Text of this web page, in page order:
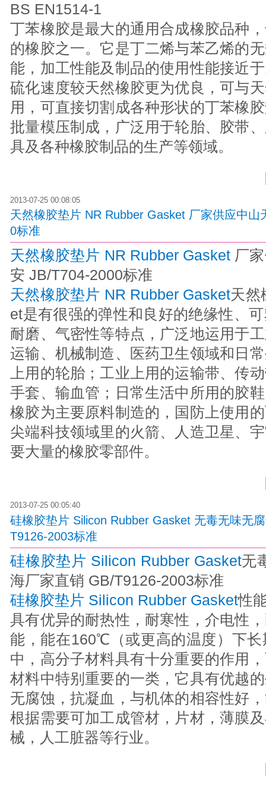
BS EN1514-1
丁苯橡胶是最大的通用合成橡胶品种
的橡胶之一。它是丁二烯与苯乙烯的
能，加工性能及制品的使用性能接近
硫化速度较天然橡胶更为优良，可与
用，可直接切割成各种形状的丁苯橡
批量模压制成，广泛用于轮胎、胶带
具及各种橡胶制品的生产等领域。
2013-07-25 00:08:05
天然橡胶垫片 NR Rubber Gasket 厂家供应中
0标准
天然橡胶垫片 NR Rubber Gasket 厂
安 JB/T704-2000标准
天然橡胶垫片 NR Rubber Gasket天然
et是有很强的弹性和良好的绝缘性、
耐磨、气密性等特点，广泛地运用于
运输、机械制造、医药卫生领域和日
上用的轮胎；工业上用的运输带、传
手套、输血管；日常生活中所用的胶
橡胶为主要原料制造的，国防上使用
尖端科技领域里的火箭、人造卫星、
要大量的橡胶零部件。
2013-07-25 00:05:40
硅橡胶垫片 Silicon Rubber Gasket 无毒无味无
T9126-2003标准
硅橡胶垫片 Silicon Rubber Gasket无
海厂家直销 GB/T9126-2003标准
硅橡胶垫片 Silicon Rubber Gasket性
具有优异的耐热性，耐寒性，介电性
能，能在160℃（或更高的温度）下
中，高分子材料具有十分重要的作用
材料中特别重要的一类，它具有优越
无腐蚀，抗凝血，与机体的相容性好
根据需要可加工成管材，片材，薄膜
械，人工脏器等行业。